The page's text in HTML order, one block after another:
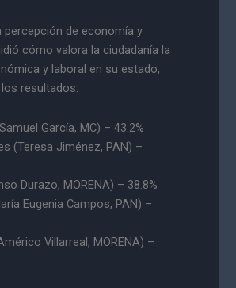
percepción de economía y
cómo valora la ciudadanía la
y laboral en su estado,
resultados:
García, MC) – 43.2%
(Teresa Jiménez, PAN) –
Durazo, MORENA) – 38.8%
Eugenia Campos, PAN) –
Villarreal, MORENA) –